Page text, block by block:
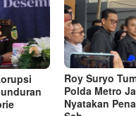
Roy Suryo
Polda Metro
Nyatakan